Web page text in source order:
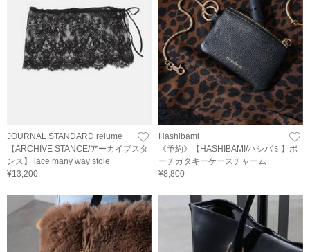
JOURNAL STANDARD relume
【ARCHIVE STANCE/アーカイブスタ
ンス】 lace many way stole
¥13,200
Hashibami
《予約》【HASHIBAMI/ハシバミ】ポ
ーチガタキーケースチャーム
¥8,800